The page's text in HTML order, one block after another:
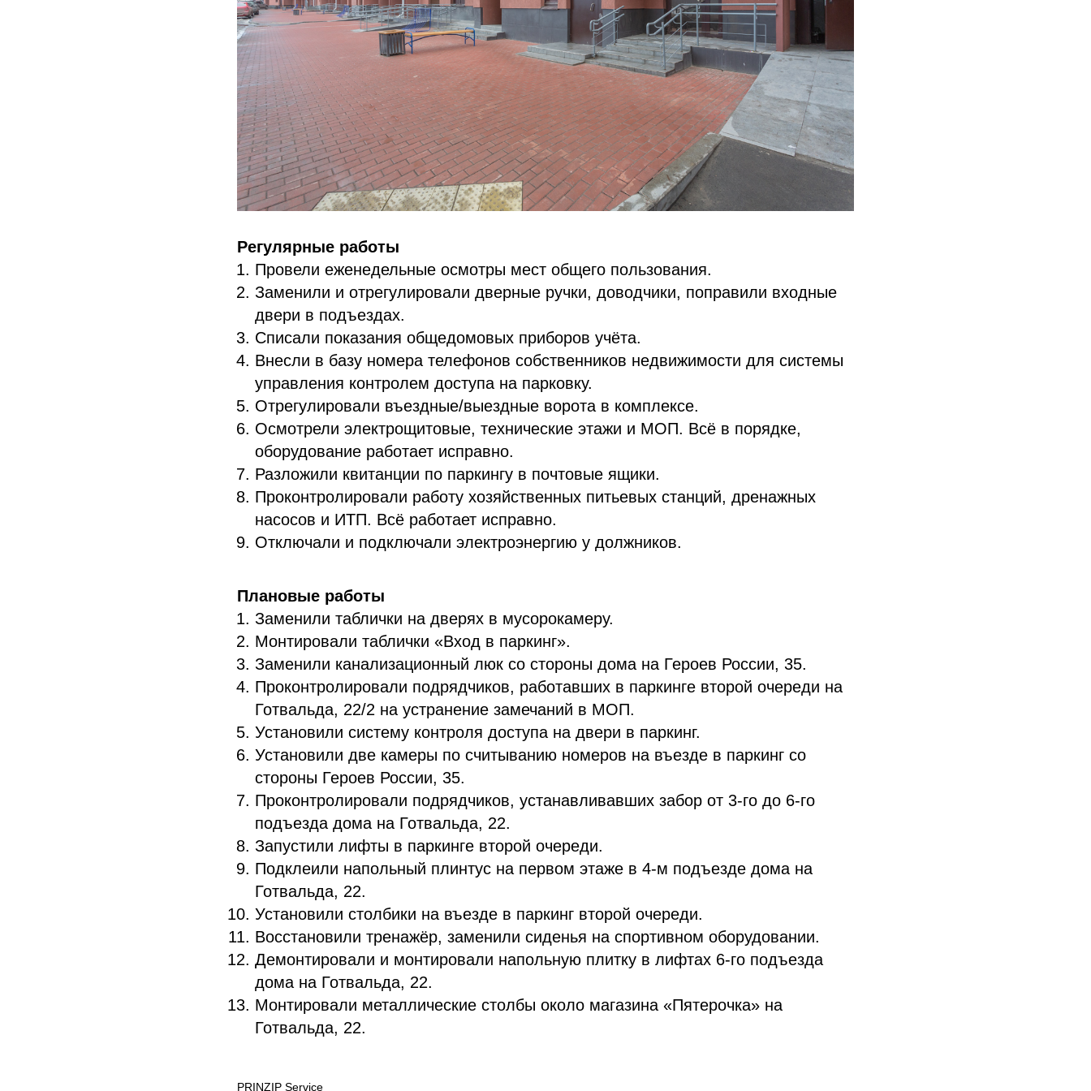
Регулярные работы
Провели еженедельные осмотры мест общего пользования.
Заменили и отрегулировали дверные ручки, доводчики, поправили входные
двери в подъездах.
Списали показания общедомовых приборов учёта.
Внесли в базу номера телефонов собственников недвижимости для системы
управления контролем доступа на парковку.
Отрегулировали въездные/выездные ворота в комплексе.
Осмотрели электрощитовые, технические этажи и МОП. Всё в порядке,
оборудование работает исправно.
Разложили квитанции по паркингу в почтовые ящики.
Проконтролировали работу хозяйственных питьевых станций, дренажных
насосов и ИТП. Всё работает исправно.
Отключали и подключали электроэнергию у должников.
Плановые работы
Заменили таблички на дверях в мусорокамеру.
Монтировали таблички «Вход в паркинг».
Заменили канализационный люк со стороны дома на Героев России, 35.
Проконтролировали подрядчиков, работавших в паркинге второй очереди на
Готвальда, 22/2 на устранение замечаний в МОП.
Установили систему контроля доступа на двери в паркинг.
Установили две камеры по считыванию номеров на въезде в паркинг со
стороны Героев России, 35.
Проконтролировали подрядчиков, устанавливавших забор от 3-го до 6-го
подъезда дома на Готвальда, 22.
Запустили лифты в паркинге второй очереди.
Подклеили напольный плинтус на первом этаже в 4-м подъезде дома на
Готвальда, 22.
Установили столбики на въезде в паркинг второй очереди.
Восстановили тренажёр, заменили сиденья на спортивном оборудовании.
Демонтировали и монтировали напольную плитку в лифтах 6-го подъезда
дома на Готвальда, 22.
Монтировали металлические столбы около магазина «Пятерочка» на
Готвальда, 22.
PRINZIP Service